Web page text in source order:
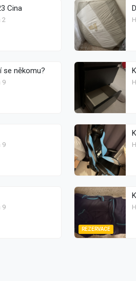
Cina
2
se někomu?
9
9
9
REZERVACE